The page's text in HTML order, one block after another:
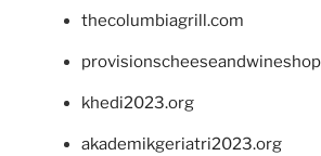
thecolumbiagrill.com
khedi2023.org
akademikgeriatri2023.org